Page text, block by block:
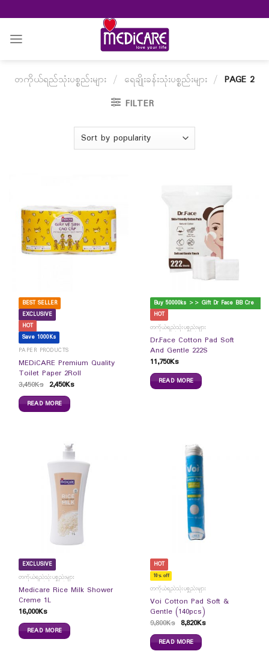
to
content
တကိုယ်ရည်သုံးပစ္စည်းများ / ရေချိုးခန်းသုံးပစ္စည်းများ / PAGE 2
FILTER
BEST SELLER
EXCLUSIVE
HOT
Save 1000Ks
PAPER PRODUCTS
MEDiCARE Premium Quality
Toilet Paper 2Roll
3,450Ks 2,450Ks
READ MORE
B
uy 50000ks >> Gift Dr Face BB Cream
HOT
တကိုယ်ရည်သုံးပစ္စည်းများ
Dr.Face Cotton Pad Soft
And Gentle 222S
11,750Ks
READ MORE
EXCLUSIVE
တကိုယ်ရည်သုံးပစ္စည်းများ
Medicare Rice Milk Shower
Creme 1L
16,000Ks
READ MORE
HOT
10% off
တကိုယ်ရည်သုံးပစ္စည်းများ
Voi Cotton Pad Soft &
Gentle (140pcs)
9,800Ks 8,820Ks
READ MORE